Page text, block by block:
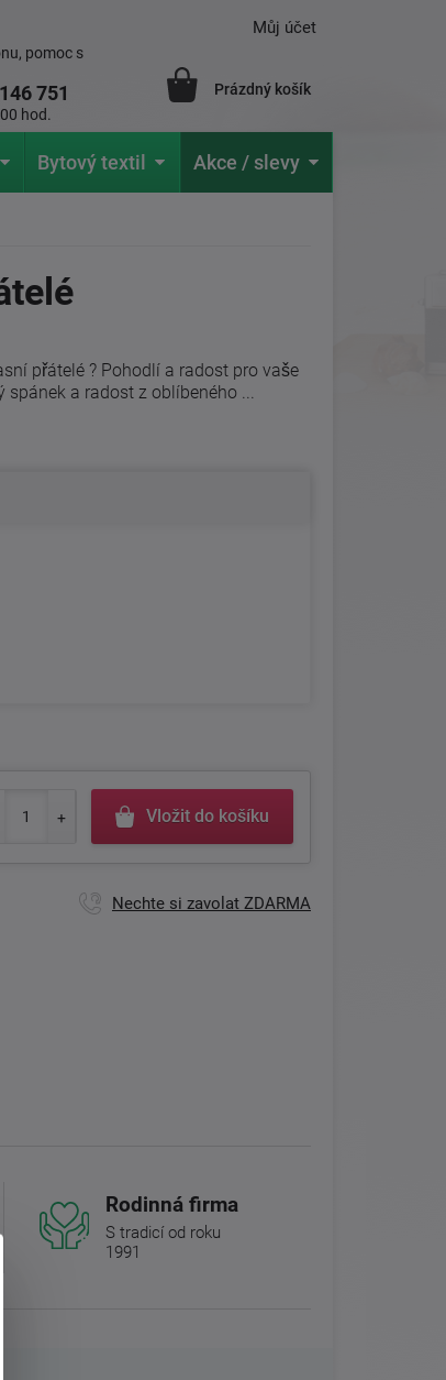
pomoc s
751
hod.
Můj účet
Prázdný košík
Bytový textil Akce / slevy
přátelé ? Pohodlí a radost pro vaše
a radost z oblíbeného ...
Vložit do košíku
Nechte si zavolat ZDARMA
Rodinná firma
S tradicí od roku
1991